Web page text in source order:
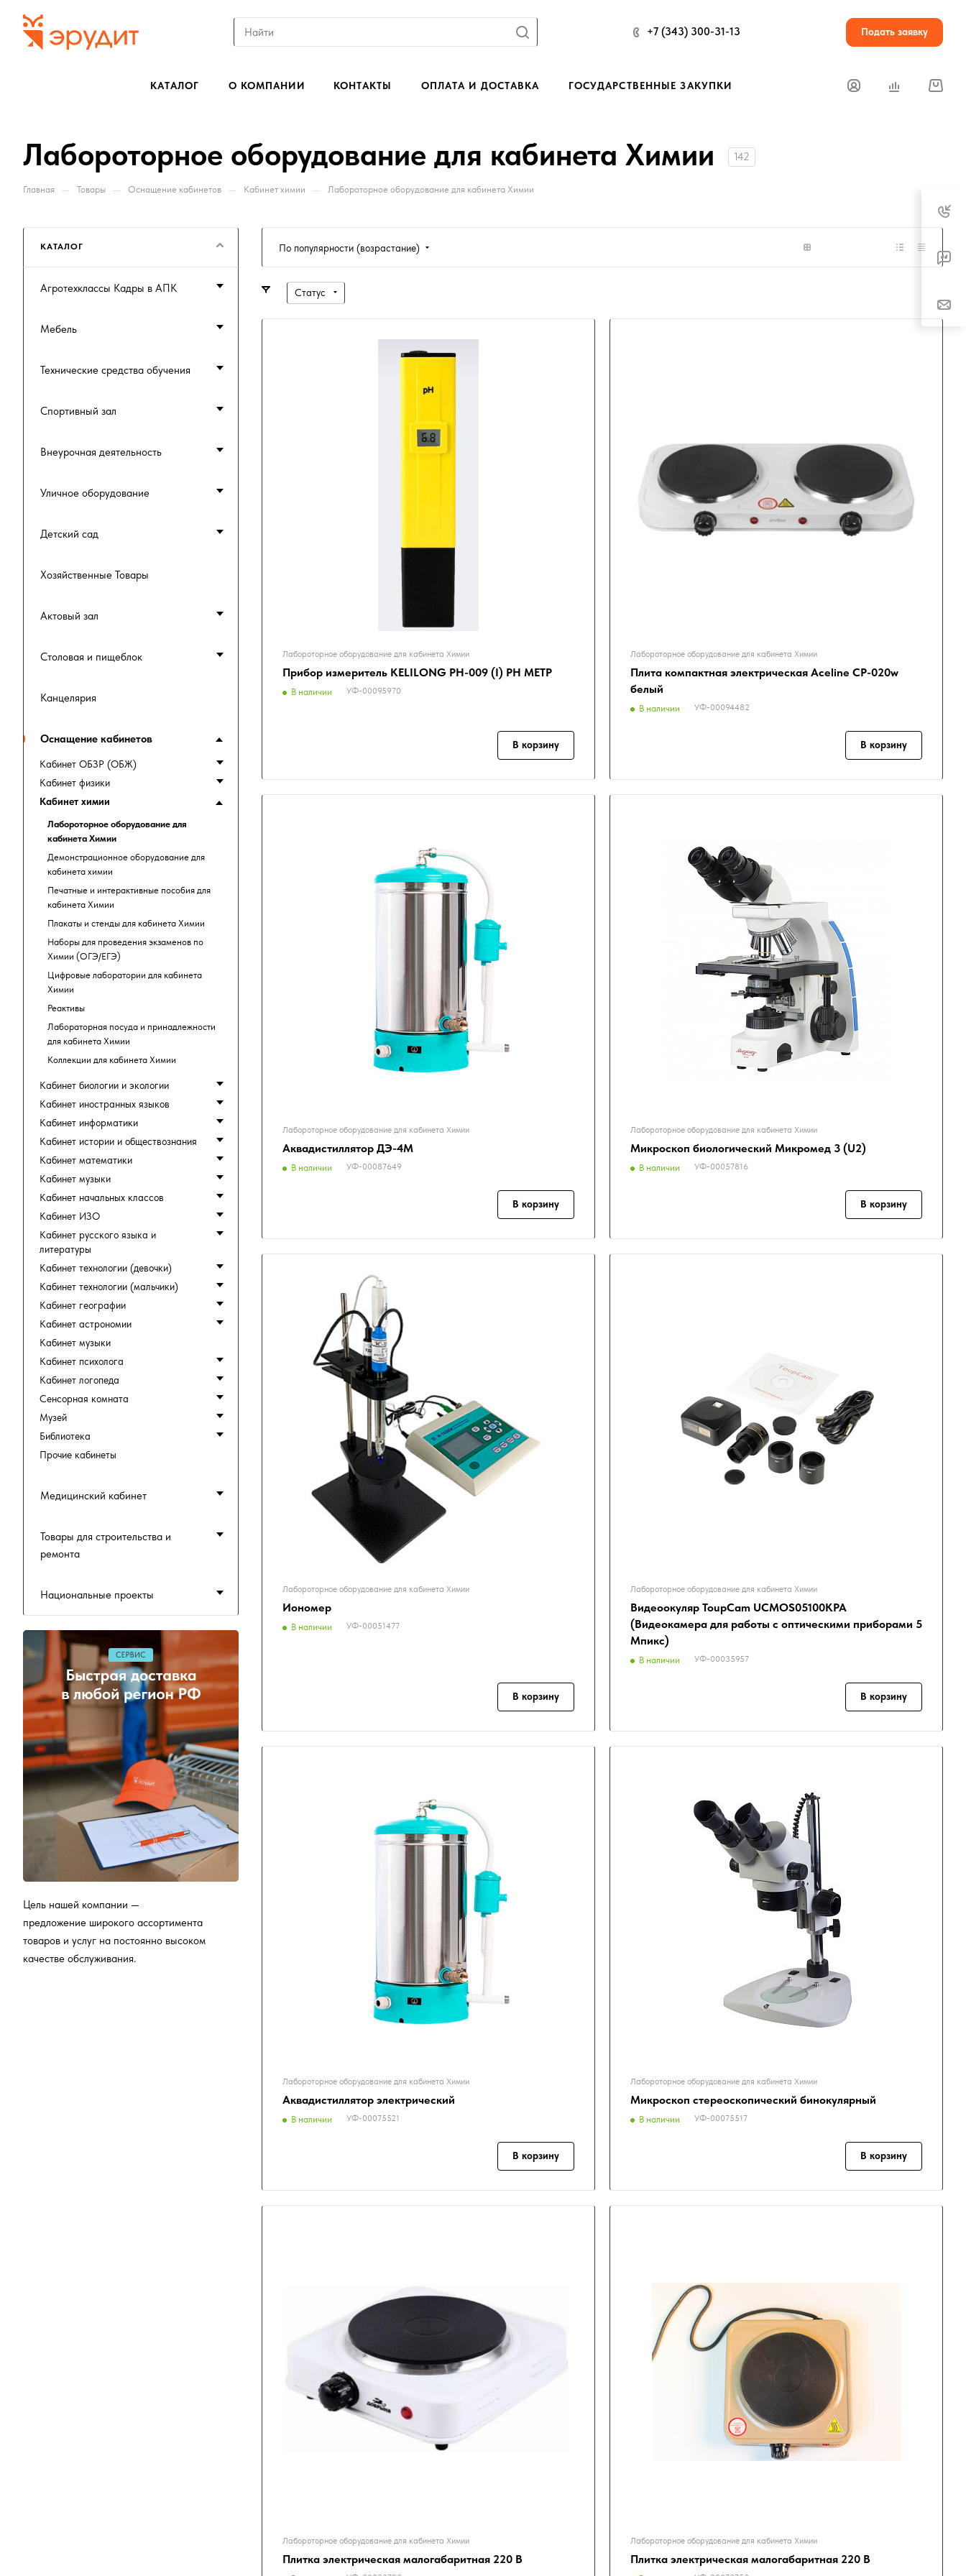
+7 (343) 300-31-13 Подать заявку
КАТАЛОГ О КОМПАНИИ КОНТАКТЫ ОПЛАТА И ДОСТАВКА ГОСУДАРСТВЕННЫЕ ЗАКУПКИ
Лабороторное оборудование для кабинета Химии 142
Главная — Товары — Оснащение кабинетов — Кабинет химии — Лабороторное оборудование для кабинета Химии
По популярности (возрастание)
Статус
Лабороторное оборудование для кабинета Химии
Прибор измеритель KELILONG PH-009 (I) PH МЕТР
В наличии УФ-00095970
В корзину
Лабороторное оборудование для кабинета Химии
Плита компактная электрическая Aceline CP-020w
белый
В наличии УФ-00094482
В корзину
Лабороторное оборудование для кабинета Химии
Аквадистиллятор ДЭ-4М
В наличии УФ-00087649
В корзину
Лабороторное оборудование для кабинета Химии
Микроскоп биологический Микромед 3 (U2)
В наличии УФ-00057816
В корзину
Лабороторное оборудование для кабинета Химии
Иономер
В наличии УФ-00051477
В корзину
Лабороторное оборудование для кабинета Химии
Видеоокуляр ToupCam UCMOS05100KPA
(Видеокамера для работы с оптическими приборами 5
Мпикс)
В наличии УФ-00035957
В корзину
Лабороторное оборудование для кабинета Химии
Аквадистиллятор электрический
В наличии УФ-00075521
В корзину
Лабороторное оборудование для кабинета Химии
Микроскоп стереоскопический бинокулярный
В наличии УФ-00075517
В корзину
Лабороторное оборудование для кабинета Химии
Плитка электрическая малогабаритная 220 В
Лабороторное оборудование для кабинета Химии
Плитка электрическая малогабаритная 220 В
КАТАЛОГ
Агротехклассы Кадры в АПК
Мебель
Технические средства обучения
Спортивный зал
Внеурочная деятельность
Уличное оборудование
Детский сад
Хозяйственные Товары
Актовый зал
Столовая и пищеблок
Канцелярия
Оснащение кабинетов
Кабинет ОБЗР (ОБЖ)
Кабинет физики
Кабинет химии
Лабороторное оборудование для
кабинета Химии
Демонстрационное оборудование для
кабинета химии
Печатные и интерактивные пособия для
кабинета Химии
Плакаты и стенды для кабинета Химии
Наборы для проведения экзаменов по
Химии (ОГЭ/ЕГЭ)
Цифровые лаборатории для кабинета
Химии
Реактивы
Лабораторная посуда и принадлежности
для кабинета Химии
Коллекции для кабинета Химии
Кабинет биологии и экологии
Кабинет иностранных языков
Кабинет информатики
Кабинет истории и обществознания
Кабинет математики
Кабинет музыки
Кабинет начальных классов
Кабинет ИЗО
Кабинет русского языка и
литературы
Кабинет технологии (девочки)
Кабинет технологии (мальчики)
Кабинет географии
Кабинет астрономии
Кабинет музыки
Кабинет психолога
Кабинет логопеда
Сенсорная комната
Музей
Библиотека
Прочие кабинеты
Медицинский кабинет
Товары для строительства и
ремонта
Национальные проекты
Цель нашей компании —
предложение широкого ассортимента
товаров и услуг на постоянно высоком
качестве обслуживания.